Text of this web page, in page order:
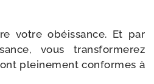
votre obéis­sance. Et par
vous trans­for­me­rez
plei­ne­ment conformes à